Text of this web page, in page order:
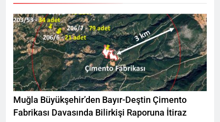
Muğla Büyükşehir’den Bayır-Deştin Çimento
Fabrikası Davasında Bilirkişi Raporuna İtiraz